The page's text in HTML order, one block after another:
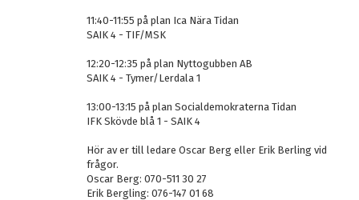
11:40-11:55 på plan Ica Nära Tidan
SAIK 4 - TIF/MSK
12:20-12:35 på plan Nyttogubben AB
SAIK 4 - Tymer/Lerdala 1
13:00-13:15 på plan Socialdemokraterna Tidan
IFK Skövde blå 1 - SAIK 4
Hör av er till ledare Oscar Berg eller Erik Berling vid
frågor.
Oscar Berg: 070-511 30 27
Erik Bergling: 076-147 01 68